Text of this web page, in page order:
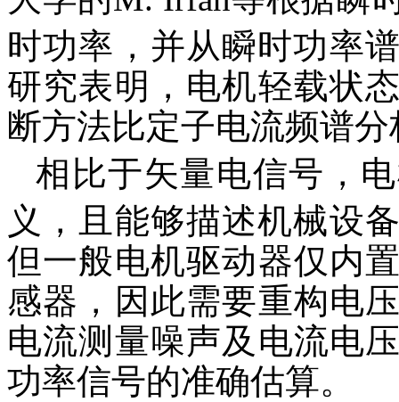
时功率，并从瞬时功率
研究表明，电机轻载状
断方法比定子电流频谱
相比于矢量电信号，
义，且能够描述机械设
但一般电机驱动器仅内
感器，因此需要重构电
电流测量噪声及电流电
功率信号的准确估算。